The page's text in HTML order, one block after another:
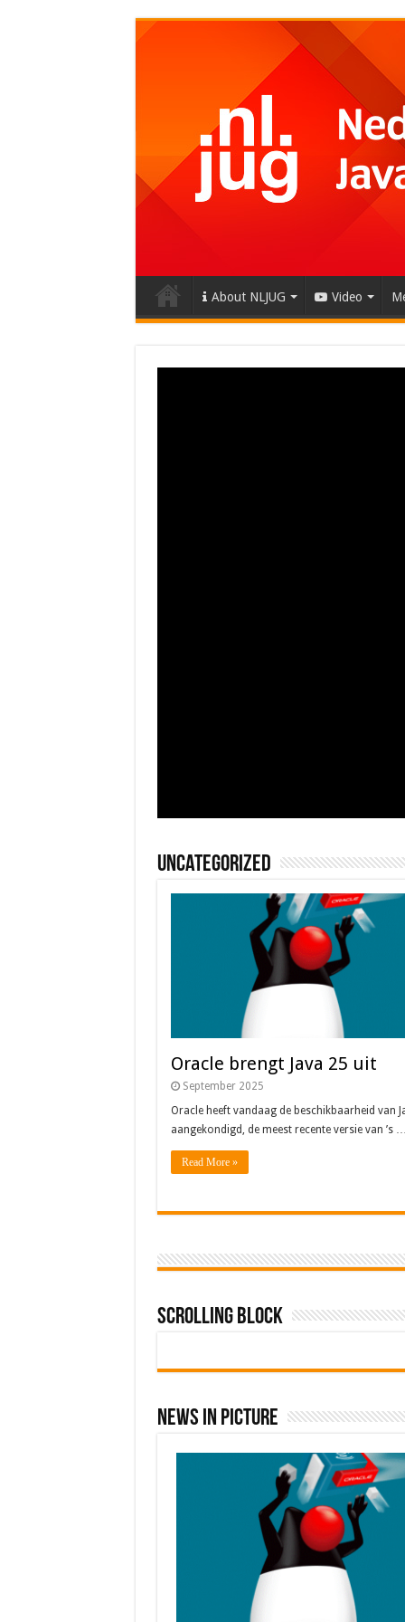
About NLJUG Video
Uncategorized
Oracle brengt Java 25 uit
September 2025
Oracle heeft vandaag de beschikbaarheid van
aangekondigd, de meest recente versie van ’s
Read More »
Scrolling Block
News In Picture